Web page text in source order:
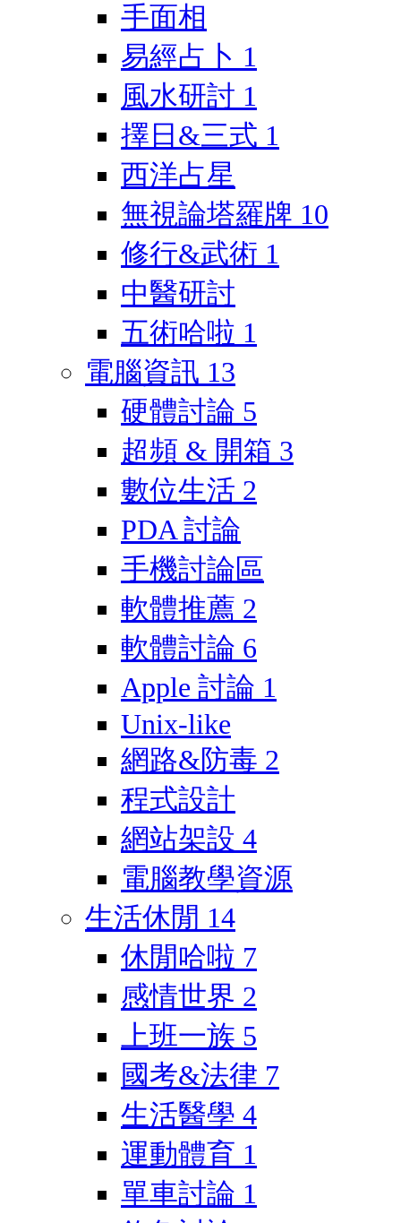
手面相
易經占卜 1
風水研討 1
擇日&三式 1
西洋占星
無視論塔羅牌 10
修行&武術 1
中醫研討
五術哈啦 1
電腦資訊 13
硬體討論 5
超頻 & 開箱 3
數位生活 2
PDA 討論
手機討論區
軟體推薦 2
軟體討論 6
Apple 討論 1
Unix-like
網路&防毒 2
程式設計
網站架設 4
電腦教學資源
生活休閒 14
休閒哈啦 7
感情世界 2
上班一族 5
國考&法律 7
生活醫學 4
運動體育 1
單車討論 1